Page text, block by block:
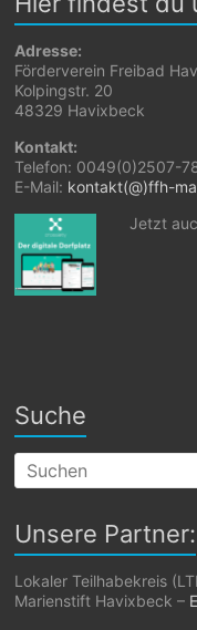
Adresse:
Förderverein Freibad
Kolpingstr. 20
48329 Havixbeck
Kontakt:
Telefon: 0049(0)2507-
E-Mail: kontakt(@)ffh-
Jetzt
Suche
Unsere Partner:
Lokaler Teilhabekreis
Marienstift Havixbeck –